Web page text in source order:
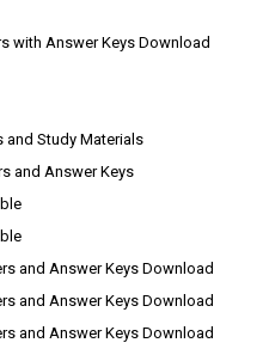
with Answer Keys Download
and Study Materials
and Answer Keys
and Answer Keys Download
and Answer Keys Download
and Answer Keys Download